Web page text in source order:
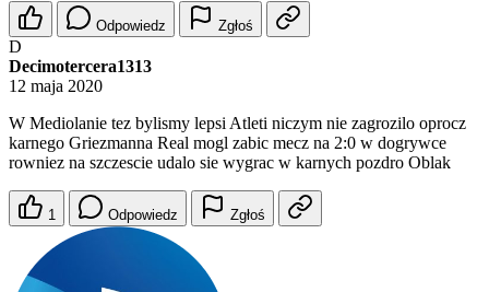
Odpowiedz Zgłoś
D
Decimotercera1313
12 maja 2020
W Mediolanie tez bylismy lepsi Atleti niczym nie zagrozilo oprocz
karnego Griezmanna Real mogl zabic mecz na 2:0 w dogrywce
rowniez na szczescie udalo sie wygrac w karnych pozdro Oblak
1 Odpowiedz Zgłoś